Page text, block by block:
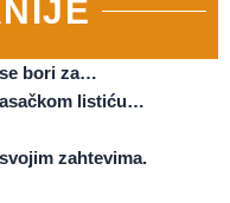
bori za…
listiću…
zahtevima.